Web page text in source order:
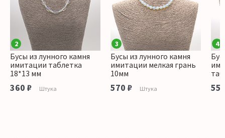
2
Бусы из лунного камня
имитации таблетка
18*13 мм
360 ₽ Штука
3
Бусы из лунного камня
имитации мелкая грань
10мм
570 ₽ Штука
4